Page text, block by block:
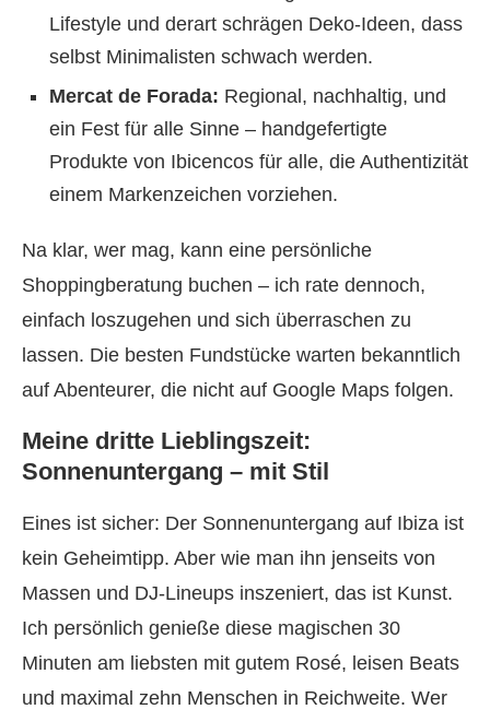
Lifestyle und derart schrägen Deko-Ideen, dass
selbst Minimalisten schwach werden.
Mercat de Forada: Regional, nachhaltig, und
ein Fest für alle Sinne – handgefertigte
Produkte von Ibicencos für alle, die Authentizität
einem Markenzeichen vorziehen.
Na klar, wer mag, kann eine persönliche
Shoppingberatung buchen – ich rate dennoch,
einfach loszugehen und sich überraschen zu
lassen. Die besten Fundstücke warten bekanntlich
auf Abenteurer, die nicht auf Google Maps folgen.
Meine dritte Lieblingszeit:
Sonnenuntergang – mit Stil
Eines ist sicher: Der Sonnenuntergang auf Ibiza ist
kein Geheimtipp. Aber wie man ihn jenseits von
Massen und DJ-Lineups inszeniert, das ist Kunst.
Ich persönlich genieße diese magischen 30
Minuten am liebsten mit gutem Rosé, leisen Beats
und maximal zehn Menschen in Reichweite. Wer